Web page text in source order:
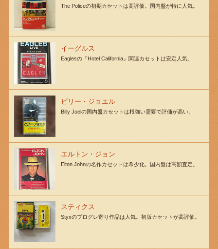
The Policeの初期カセットは高評価。国内盤が特に人気。
イーグルス
Eaglesの『Hotel California』関連カセットは安定人気。
ビリー・ジョエル
Billy Joelの国内盤カセットは根強い需要で評価が高い。
エルトン・ジョン
Elton Johnの名作カセットは希少化。国内盤は高額査定。
スティクス
Styxのプログレ寄り作品は人気。初版カセットが高評価。